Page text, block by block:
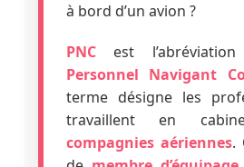
à bord d’un avion ?
PNCest
Personnel Navigant
terme désigne les
travaillent en
compagnies aériennes.